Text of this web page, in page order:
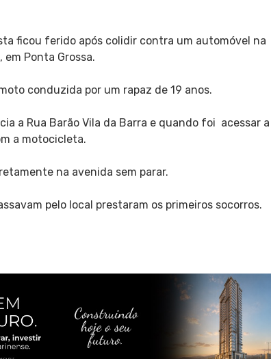
ficou ferido após colidir contra um automóvel na
Ponta Grossa.
conduzida por um rapaz de 19 anos.
a Rua Barão Vila da Barra e quando foi acessar a
a motocicleta.
na avenida sem parar.
pelo local prestaram os primeiros socorros.